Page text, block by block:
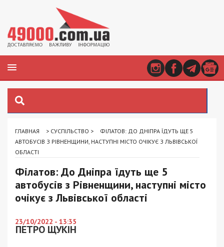
ГЛАВНАЯ > СУСПІЛЬСТВО >
ФІЛАТОВ: ДО ДНІПРА ЇДУТЬ ЩЕ 5
АВТОБУСІВ З РІВНЕНЩИНИ, НАСТУПНІ МІСТО ОЧІКУЄ З ЛЬВІВСЬКОЇ
ОБЛАСТІ
Філатов: До Дніпра їдуть ще 5
автобусів з Рівненщини, наступні місто
очікує з Львівської області
23/10/2022 - 13:35
ПЕТРО ЩУКІН